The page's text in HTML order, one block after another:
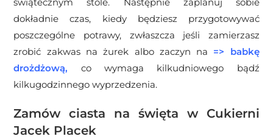
dokładnie czas, kiedy będziesz przygotowywać
poszczególne potrawy, zwłaszcza jeśli zamierzasz
zrobić zakwas na żurek albo zaczyn na => babkę
drożdżową, co wymaga kilkudniowego bądź
kilkugodzinnego wyprzedzenia.
Zamów ciasta na święta w Cukierni
Jacek Placek